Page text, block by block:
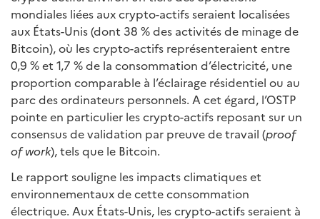
mondiales liées aux crypto-actifs seraient localisées
aux États-Unis (dont 38 % des activités de minage de
Bitcoin), où les crypto-actifs représenteraient entre
0,9 % et 1,7 % de la consommation d’électricité, une
proportion comparable à l’éclairage résidentiel ou au
parc des ordinateurs personnels. A cet égard, l’OSTP
pointe en particulier les crypto-actifs reposant sur un
consensus de validation par preuve de travail (proof
of work), tels que le Bitcoin.
Le rapport souligne les impacts climatiques et
environnementaux de cette consommation
électrique. Aux États-Unis, les crypto-actifs seraient à